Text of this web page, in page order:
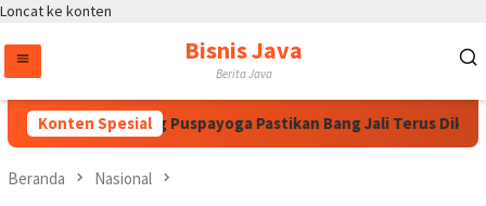
Loncat ke konten
Bisnis Java
Berita Java
Konten Spesial
Bintang Puspayoga Pastikan Bang Jali Terus Dikawal dan
Beranda Nasional